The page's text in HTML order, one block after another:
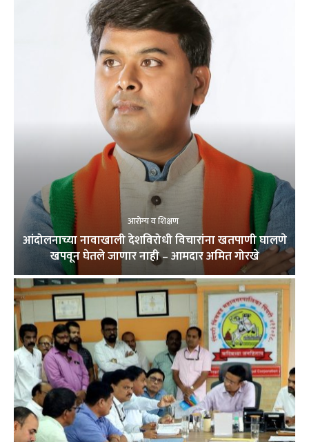
आरोग्य व शिक्षण
आंदोलनाच्या नावाखाली देशविरोधी विचारांना खतपाणी घालणे
खपवून घेतले जाणार नाही – आमदार अमित गोरखे